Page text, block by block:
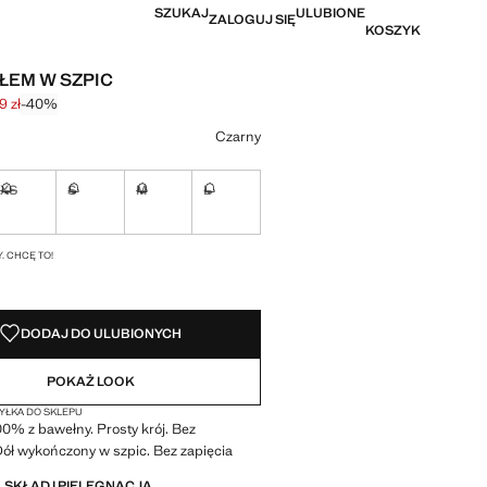
SZUKAJZALOGUJ SIĘULUBIONE
KOSZYK
W SZPIC
początkowa [49,99 zł ]
[29,99 zł ]
zł-40%
Czarny
XS S M L
CHCĘ TO!
DODAJ DO ULUBIONYCH
POKAŻ LOOK
DO SKLEPU
z bawełny. Prosty krój. Bez
wykończony w szpic. Bez zapięcia